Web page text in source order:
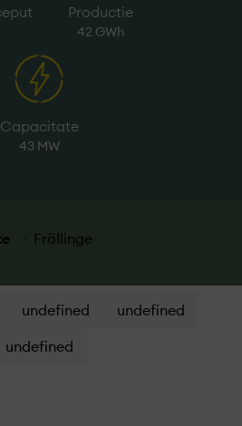
Productie
42 GWh
Capacitate
43 MW
Fröllinge
undefined undefined
undefined